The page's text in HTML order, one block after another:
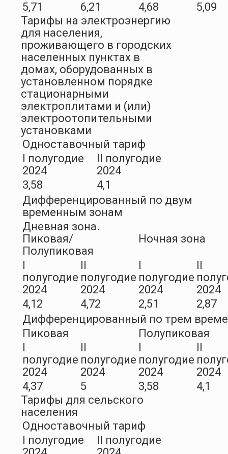
5,71
6,21 4,68
5,09
Тарифы на электроэнергию
для населения,
проживающего в городских
населенных пунктах в
домах, оборудованных в
установленном порядке
стационарными
электроплитами и (или)
электроотопительными
установками
Одноставочный тариф
I полугодие
2024
II полугодие
2024
3,58
4,1
Дифференцированный по двум
временным зонам
Дневная зона.
Пиковая/
Полупиковая
Ночная зона
полугодие
2024
полугодие
2024
полугодие
2024
2024
4,12
4,72 2,51
2,87
Дифференцированный по трем
Пиковая
Полупиковая
полугодие
2024
полугодие
2024
полугодие
2024
2024
4,37
5 3,58
4,1
Тарифы для сельского
населения
Одноставочный тариф
I полугодие
II полугодие